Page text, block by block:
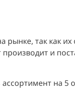
рынке, так как
и
на 5